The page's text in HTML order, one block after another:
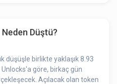
Düştü?
düşüşle birlikte yaklaşık 8.93
göre, birkaç gün
Açılacak olan token